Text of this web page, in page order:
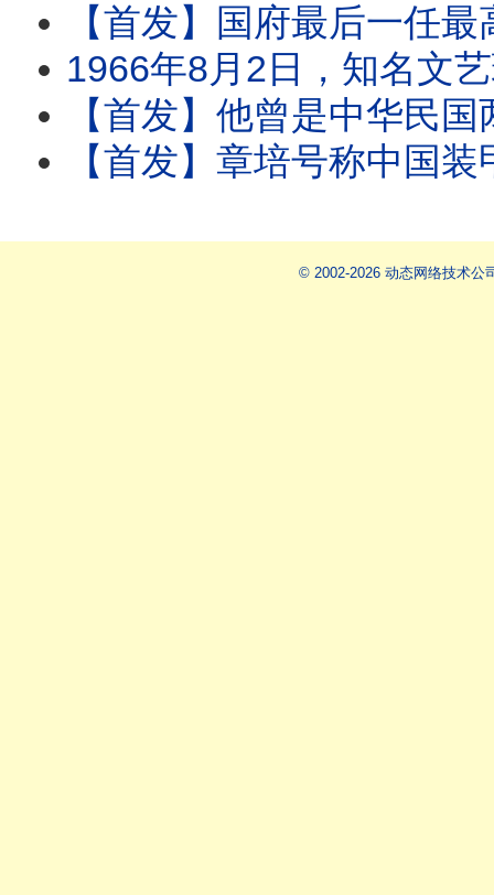
【首发】国府最后一任最高检察长杨兆龙，被身边两个最亲的女
1966年8月2日，知名文艺理论家、共产党员叶以群，从上海华山路一座公寓6楼
【首发】他曾是中华民国两任大总统+三任副总统，然而自己
【首发】章培号称中国装甲兵之父，章乃器更是毛泽东划定的四大右
© 2002-2026 动态网络技术公